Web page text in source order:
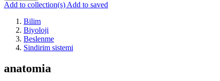
Add to collection(s) Add to saved
Bilim
Biyoloji
Beslenme
Sindirim sistemi
anatomia